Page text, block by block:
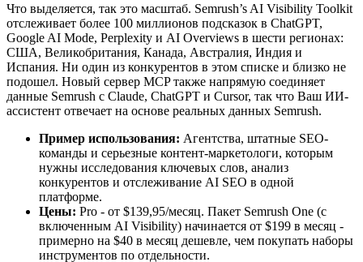
Что выделяется, так это масштаб. Semrush’s AI Visibility Toolkit
отслеживает более 100 миллионов подсказок в ChatGPT,
Google AI Mode, Perplexity и AI Overviews в шести регионах:
США, Великобритания, Канада, Австралия, Индия и
Испания. Ни один из конкурентов в этом списке и близко не
подошел. Новый сервер MCP также напрямую соединяет
данные Semrush с Claude, ChatGPT и Cursor, так что Ваш ИИ-
ассистент отвечает на основе реальных данных Semrush.
Пример использования: Агентства, штатные SEO-
команды и серьезные контент-маркетологи, которым
нужны исследования ключевых слов, анализ
конкурентов и отслеживание AI SEO в одной
платформе.
Цены: Pro - от $139,95/месяц. Пакет Semrush One (с
включенным AI Visibility) начинается от $199 в месяц -
примерно на $40 в месяц дешевле, чем покупать наборы
инструментов по отдельности.